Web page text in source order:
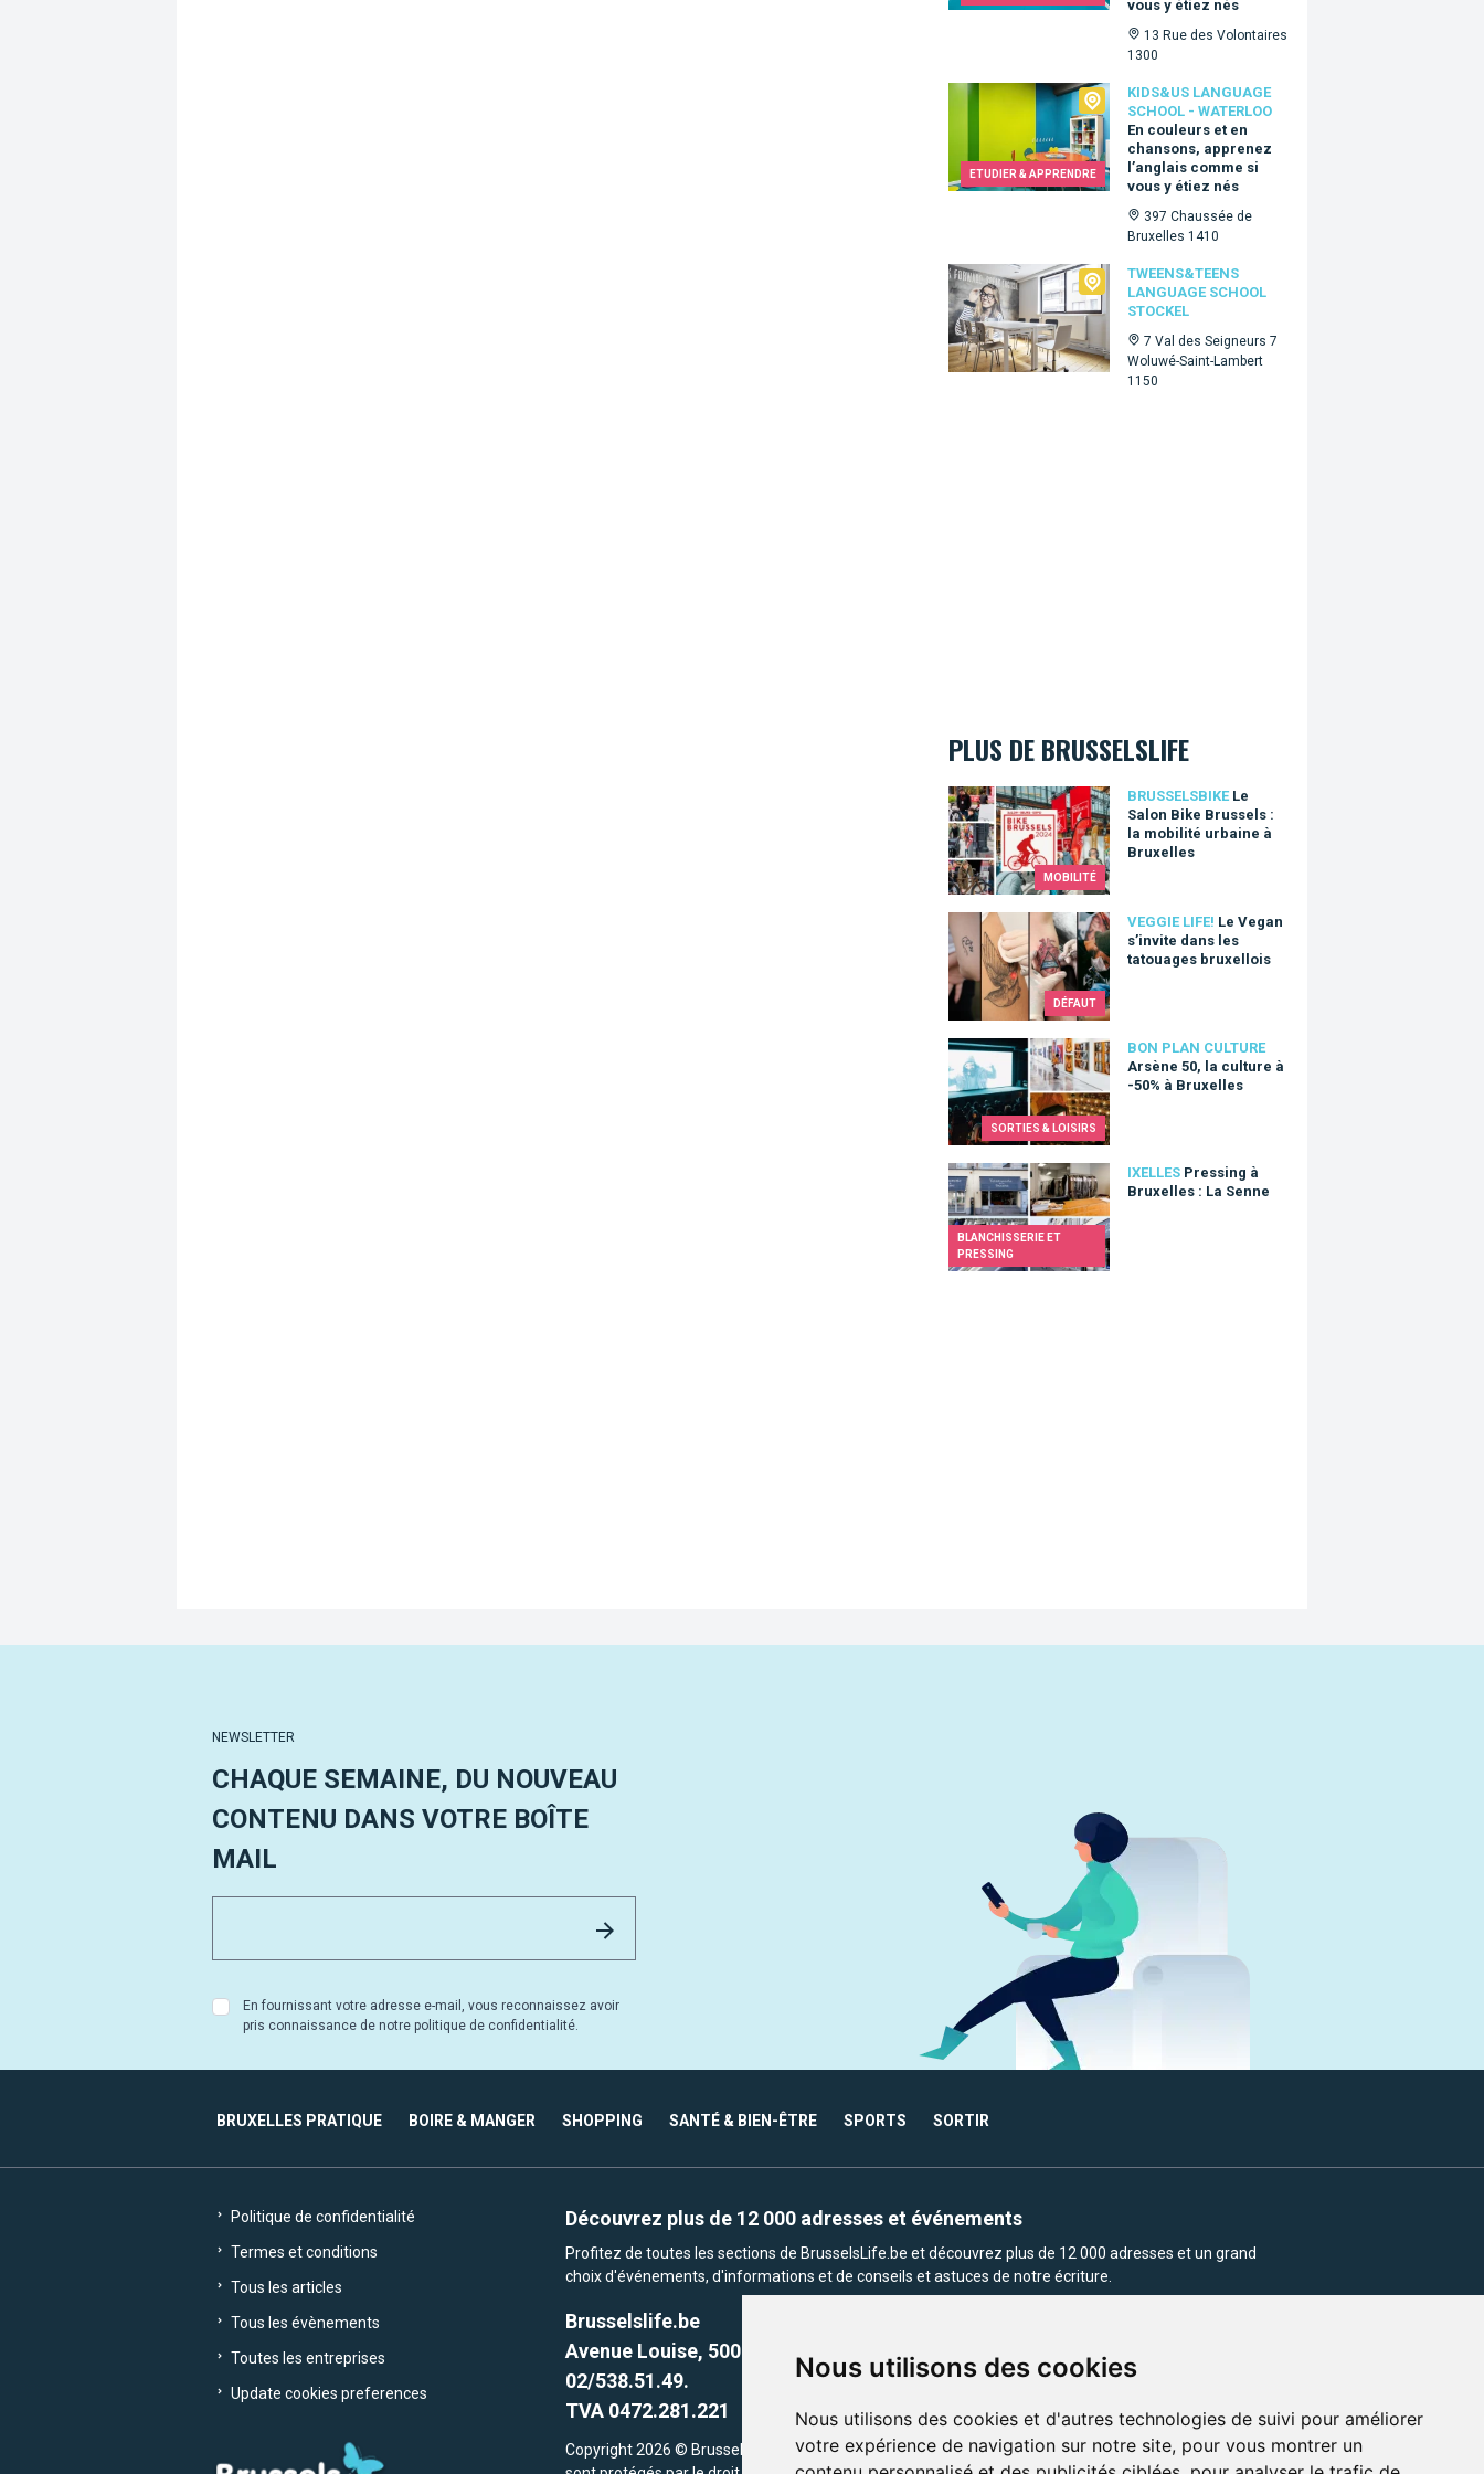
Nous utilisons des cookies
Nous utilisons des cookies et d'autres technologies de suivi pour améliorer
votre expérience de navigation sur notre site, pour vous montrer un
vous y étiez nés
13 Rue des Volontaires
1300
ETUDIER & APPRENDRE
KIDS&US LANGUAGE
SCHOOL - WATERLOO
En couleurs et en
chansons, apprenez
l’anglais comme si
vous y étiez nés
397 Chaussée de
Bruxelles 1410
Kids&Us language school - Waterloo
TWEENS&TEENS
LANGUAGE SCHOOL
STOCKEL
7 Val des Seigneurs 7
Woluwé-Saint-Lambert
1150
Tweens&Teens language school Stockel
PLUS DE BRUSSELSLIFE
MOBILITÉ
BRUSSELSBIKE Le
Salon Bike Brussels :
la mobilité urbaine à
Bruxelles
Le Salon Bike Brussels : la mobilité urbaine à Bruxelles
DÉFAUT
VEGGIE LIFE! Le Vegan
s’invite dans les
tatouages bruxellois
Le Vegan s’invite dans les tatouages bruxellois
SORTIES & LOISIRS
BON PLAN CULTURE
Arsène 50, la culture à
-50% à Bruxelles
Arsène 50, la culture à -50% à Bruxelles
BLANCHISSERIE ET
PRESSING
IXELLES Pressing à
Bruxelles : La Senne
Pressing à Bruxelles : La Senne
NEWSLETTER
CHAQUE SEMAINE, DU NOUVEAU
CONTENU DANS VOTRE BOÎTE
MAIL
En fournissant votre adresse e-mail, vous reconnaissez avoir
pris connaissance de notre politique de confidentialité.
BRUXELLES PRATIQUE BOIRE & MANGER SHOPPING SANTÉ & BIEN-ÊTRE SPORTS SORTIR
Politique de confidentialité
Termes et conditions
Tous les articles
Tous les évènements
Toutes les entreprises
Update cookies preferences
Découvrez plus de 12 000 adresses et événements
Profitez de toutes les sections de BrusselsLife.be et découvrez plus de 12 000 adresses et un grand
choix d'événements, d'informations et de conseils et astuces de notre écriture.
Brusselslife.be
Avenue Louise, 500 -1050 Ixelles, Brussels,
02/538.51.49.
TVA 0472.281.221
Copyright 2026 © Brusselslife.be Tous droits réservés. Le contenu et les images utilisés sur ce site